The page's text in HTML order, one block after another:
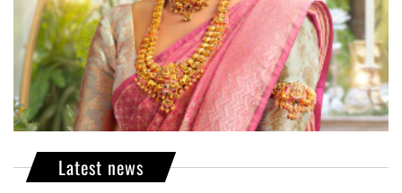
Latest news